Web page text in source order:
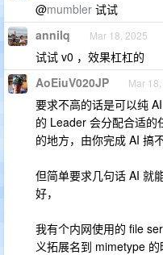
@mumbler 试试
annilq Mar 18, 2025
试试 v0 ，效果杠杠的
AoEiuV020JP Mar
要求不高的话是可以纯
的 Leader 会分配合适的
的地方，由你完成 AI 搞
但简单要求几句话 AI 就
好，
我有个内网使用的 file
义拓展名到 mimetype